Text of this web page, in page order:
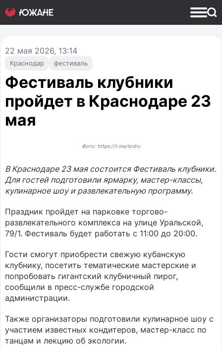
Краснодар фестиваль
22 мая 2026, 13:14
Фестиваль клубники
пройдет в Краснодаре 23
мая
Фото: https://t.me/krdru
В Краснодаре 23 мая состоится Фестиваль клубники.
Для гостей подготовили ярмарку, мастер-классы,
кулинарное шоу и развлекательную программу.
Праздник пройдет на парковке торгово-
развлекательного комплекса на улице Уральской,
79/1. Фестиваль будет работать с 11:00 до 20:00.
Гости смогут приобрести свежую кубанскую
клубнику, посетить тематические мастерские и
попробовать гигантский клубничный пирог,
сообщили в пресс-службе городской
администрации.
Также организаторы подготовили кулинарное шоу с
участием известных кондитеров, мастер-класс по
танцам и лекцию об экологии.